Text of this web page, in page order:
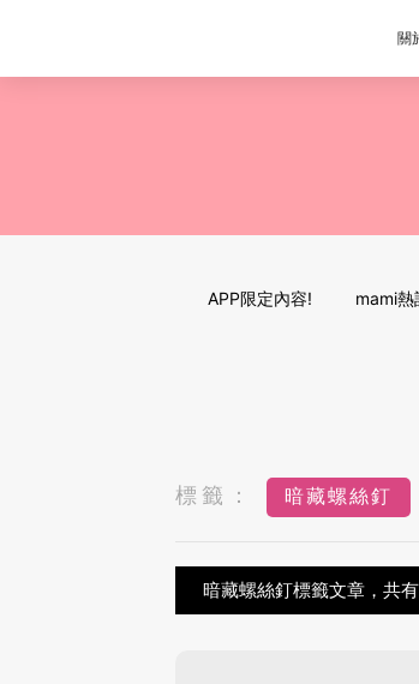
關
APP限定內容! mami熱
標籤： 暗藏螺絲釘
暗藏螺絲釘標籤文章，共